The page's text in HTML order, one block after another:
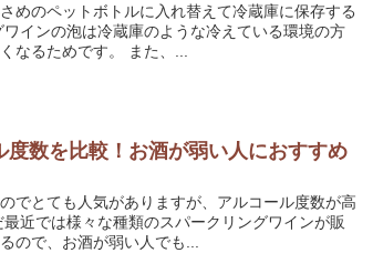
めのペットボトルに入れ替えて冷蔵庫に保存する
インの泡は冷蔵庫のような冷えている環境の方
なるためです。 また、...
数を比較！お酒が弱い人におすすめ
でとても人気がありますが、アルコール度数が高
近では様々な種類のスパークリングワインが販
ので、お酒が弱い人でも...